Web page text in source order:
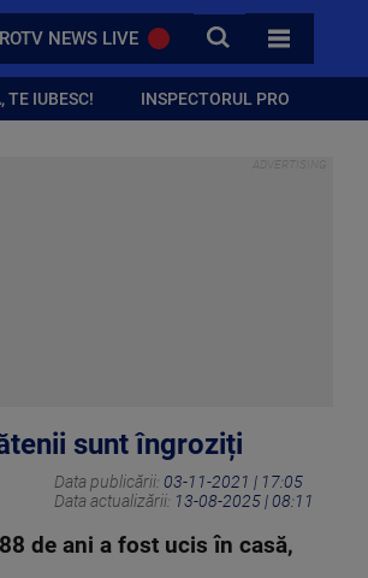
NEWS LIVE CAUTA
TOATE
TE IUBESC! INSPECTORUL PRO
sunt îngroziți
Data publicării: 03-11-2021 | 17:05
Data actualizării: 13-08-2025 | 08:11
de ani a fost ucis în casă,